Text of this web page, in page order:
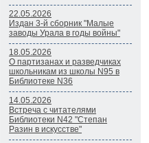
22.05.2026
Издан 3-й сборник "Малые
заводы Урала в годы войны"
18.05.2026
О партизанах и разведчиках
школьникам из школы N95 в
Библиотеке N36
14.05.2026
Встреча с читателями
Библиотеки N42 "Степан
Разин в искусстве"